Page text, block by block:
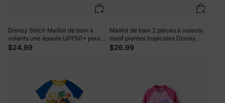
Disney Stitch Maillot de bain à
volants une épaule UPF50+ pour
tout-petit/fille Corail
$24.99
Maillot de bain 2 pièces à volants
motif plantes tropicales Disney
Stitch pour petite fille, protection
$26.99